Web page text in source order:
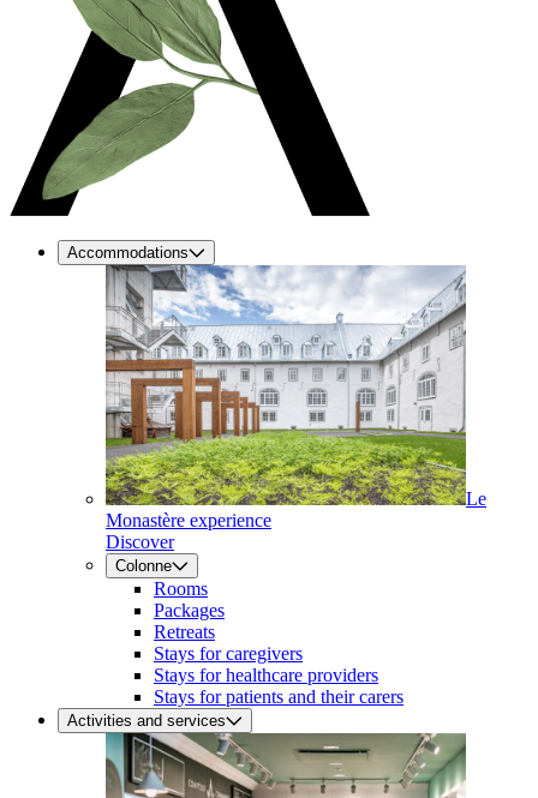
Accommodations
Le
Monastère experience
Discover
Colonne
Rooms
Packages
Retreats
Stays for caregivers
Stays for healthcare providers
Stays for patients and their carers
Activities and services